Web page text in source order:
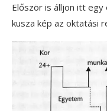
Először is álljon itt
kusza kép az oktatási